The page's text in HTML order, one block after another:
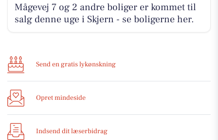
Mågevej 7 og 2 andre boliger er kommet til
salg denne uge i Skjern - se boligerne her.
Send en gratis lykønskning
Opret mindeside
Indsend dit læserbidrag